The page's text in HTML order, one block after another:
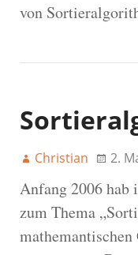
von
Christian 2.
Anfang 2006 hab
zum Thema
mathemantischen